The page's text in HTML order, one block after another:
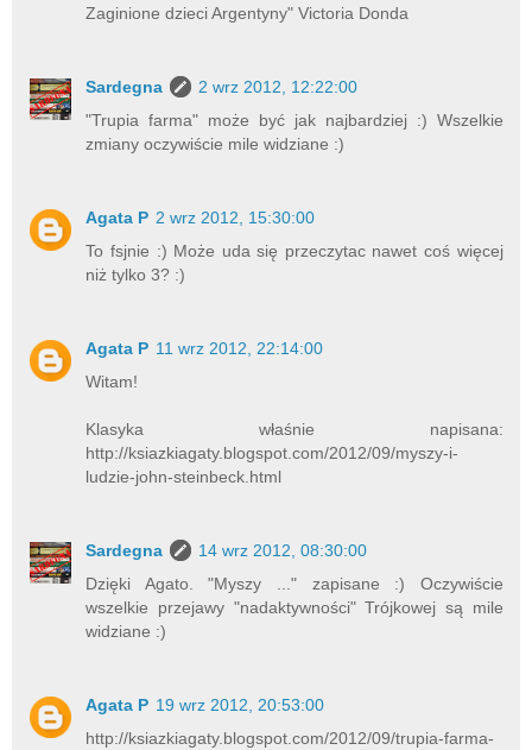
Zaginione dzieci Argentyny" Victoria Donda
Sardegna
2 wrz 2012, 12:22:00
"Trupia farma" może być jak najbardziej :) Wszelkie
zmiany oczywiście mile widziane :)
Agata P 2 wrz 2012, 15:30:00
To fsjnie :) Może uda się przeczytac nawet coś więcej
niż tylko 3? :)
Agata P 11 wrz 2012, 22:14:00
Witam!
Klasyka właśnie napisana:
http://ksiazkiagaty.blogspot.com/2012/09/myszy-i-
ludzie-john-steinbeck.html
Sardegna
14 wrz 2012, 08:30:00
Dzięki Agato. "Myszy ..." zapisane :) Oczywiście
wszelkie przejawy "nadaktywności" Trójkowej są mile
widziane :)
Agata P 19 wrz 2012, 20:53:00
http://ksiazkiagaty.blogspot.com/2012/09/trupia-farma-